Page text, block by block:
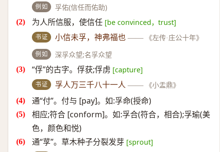
例如 孚佑(信任而佑助)
为人所信服，使信任 [be convinced，trust]
书证 小信未孚，神弗福也 —— 《左传·庄公十年》
例如 深孚众望;名孚众望
“俘”的古字。俘获;俘虏 [capture]
书证 孚人万三千八十一人 —— 《小盂鼎》
通“付”。付与 [pay]。如:孚命(授命)
相应;符合 [conform]。如:孚合(符合，相合);孚瑜(美
色，颜色和悦)
通“莩”。草木种子分裂发芽 [sprout]